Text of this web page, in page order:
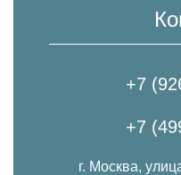
+7
+7
г. Москва,